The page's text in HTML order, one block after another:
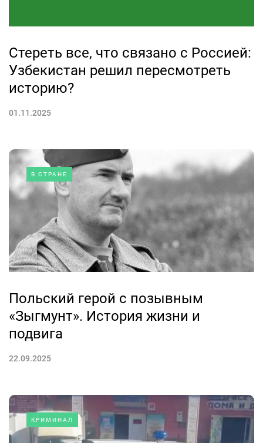
Стереть все, что связано с Россией:
Узбекистан решил пересмотреть
историю?
01.11.2025
В СТРАНЕ
Польский герой с позывным
«Зыгмунт». История жизни и
подвига
22.09.2025
КРИМИНАЛ